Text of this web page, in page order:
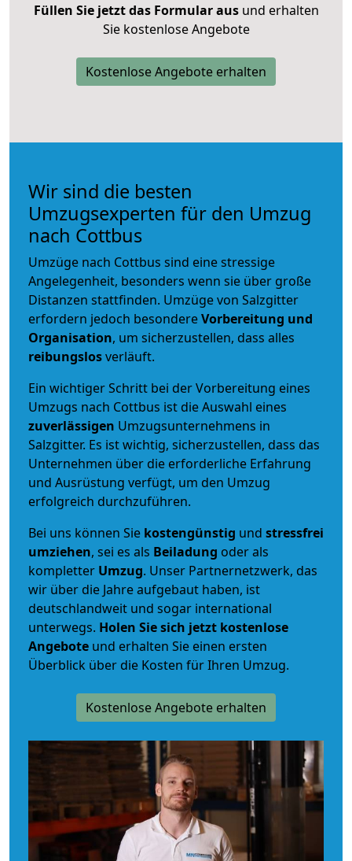
Füllen Sie jetzt das Formular ausund erhalten
Sie kostenlose Angebote
Kostenlose Angebote erhalten
Wir sind die besten
Umzugsexperten für den Umzug
nach Cottbus
Umzüge nach Cottbus sind eine stressige
Angelegenheit, besonders wenn sie über große
Distanzen stattfinden. Umzüge von Salzgitter
erfordern jedoch besondereVorbereitung und
Organisation, um sicherzustellen, dass alles
reibungslosverläuft.
Ein wichtiger Schritt bei der Vorbereitung eines
Umzugs nach Cottbus ist die Auswahl eines
zuverlässigen Umzugsunternehmens in
Salzgitter. Es ist wichtig, sicherzustellen, dass das
Unternehmen über die erforderliche Erfahrung
und Ausrüstung verfügt, um den Umzug
erfolgreich durchzuführen.
Bei uns können Sie kostengünstig und stressfrei
umziehen, sei es als Beiladung oder als
kompletter Umzug. Unser Partnernetzwerk, das
wir über die Jahre aufgebaut haben, ist
deutschlandweit und sogar international
unterwegs. Holen Sie sich jetzt kostenlose
Angebote und erhalten Sie einen ersten
Überblick über die Kosten für Ihren Umzug.
Kostenlose Angebote erhalten